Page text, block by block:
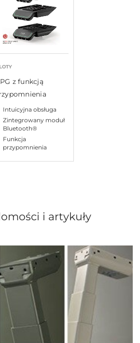
z funkcją
Intuicyjna obsługa
Zintegrowany moduł
Bluetooth®
Funkcja
przypomnienia
i artykuły